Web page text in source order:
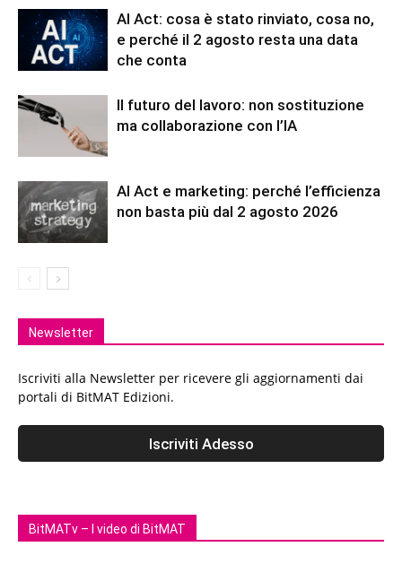
AI Act: cosa è stato rinviato, cosa no,
e perché il 2 agosto resta una data
che conta
Il futuro del lavoro: non sostituzione
ma collaborazione con l’IA
AI Act e marketing: perché l’efficienza
non basta più dal 2 agosto 2026
Newsletter
Iscriviti alla Newsletter per ricevere gli aggiornamenti dai
portali di BitMAT Edizioni.
BitMATv – I video di BitMAT